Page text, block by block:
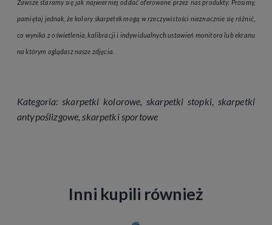
Zawsze staramy się jak najwierniej oddać oferowane przez nas produkty. Prosimy,
pamiętaj jednak, że kolory skarpetek mogą w rzeczywistości nieznacznie się różnić,
co wynika z oświetlenia, kalibracji i indywidualnych ustawień monitora lub ekranu
na którym oglądasz nasze zdjęcia.
Kategoria: skarpetki kolorowe skarpetki stopki, skarpetki
antypoślizgowe skarpetki sportowe
Inni kupili również